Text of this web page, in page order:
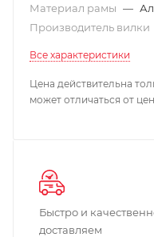
Материал рамы —
Производитель вилки
Все характеристики
Цена действительна
может отличаться от
Быстро и
доставляем